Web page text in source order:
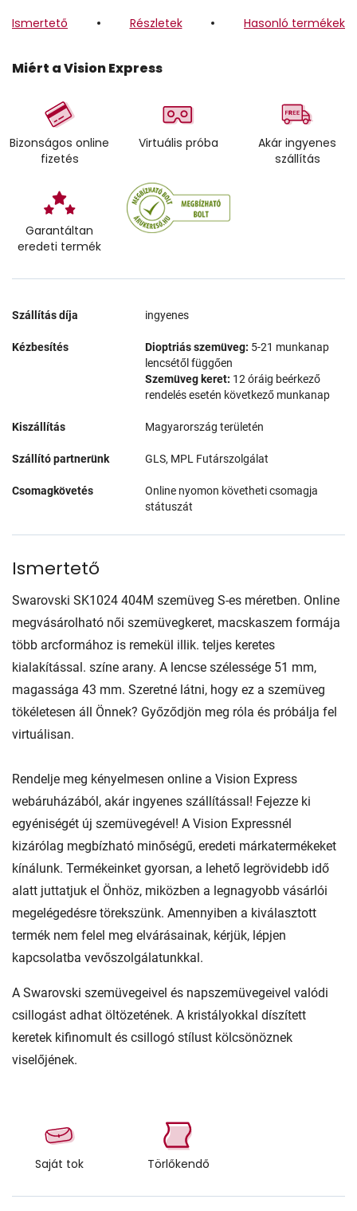
Ismertető Részletek Hasonló termékek
Miért a Vision Express
Bizonságos online
fizetés
Virtuális próba
Akár ingyenes
szállítás
Garantáltan
eredeti termék
Szállítás díja ingyenes
Kézbesítés Dioptriás szemüveg: 5-21 munkanap
lencsétől függően
Szemüveg keret: 12 óráig beérkező
rendelés esetén következő munkanap
Kiszállítás Magyarország területén
Szállító partnerünk GLS, MPL Futárszolgálat
Csomagkövetés
Online nyomon követheti csomagja
státuszát
Ismertető
Swarovski SK1024 404M szemüveg S-es méretben. Online
megvásárolható női szemüvegkeret, macskaszem formája
több arcformához is remekül illik. teljes keretes
kialakítással. színe arany. A lencse szélessége 51 mm,
magassága 43 mm. Szeretné látni, hogy ez a szemüveg
tökéletesen áll Önnek? Győződjön meg róla és próbálja fel
virtuálisan.
Rendelje meg kényelmesen online a Vision Express
webáruházából, akár ingyenes szállítással! Fejezze ki
egyéniségét új szemüvegével! A Vision Expressnél
kizárólag megbízható minőségű, eredeti márkatermékeket
kínálunk. Termékeinket gyorsan, a lehető legrövidebb idő
alatt juttatjuk el Önhöz, miközben a legnagyobb vásárlói
megelégedésre törekszünk. Amennyiben a kiválasztott
termék nem felel meg elvárásainak, kérjük, lépjen
kapcsolatba vevőszolgálatunkkal.
A Swarovski szemüvegeivel és napszemüvegeivel valódi
csillogást adhat öltözetének. A kristályokkal díszített
keretek kifinomult és csillogó stílust kölcsönöznek
viselőjének.
Saját tok Törlőkendő